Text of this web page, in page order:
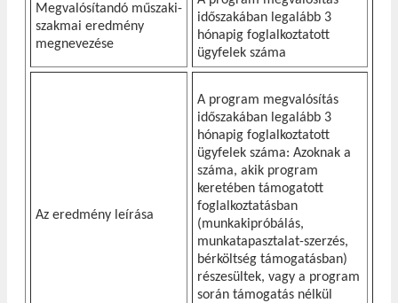
Megvalósítandó műszaki-
szakmai eredmény
megnevezése
időszakában legalább 3
hónapig foglalkoztatott
ügyfelek száma
Az eredmény leírása
A program megvalósítás
időszakában legalább 3
hónapig foglalkoztatott
ügyfelek száma: Azoknak a
száma, akik program
keretében támogatott
foglalkoztatásban
(munkakipróbálás,
munkatapasztalat-szerzés,
bérköltség támogatásban)
részesültek, vagy a program
során támogatás nélkül